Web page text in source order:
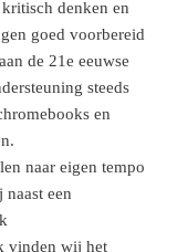
denken en
goed voorbereid
de 21e eeuwse
steeds
en
naar eigen tempo
een
vinden wij het